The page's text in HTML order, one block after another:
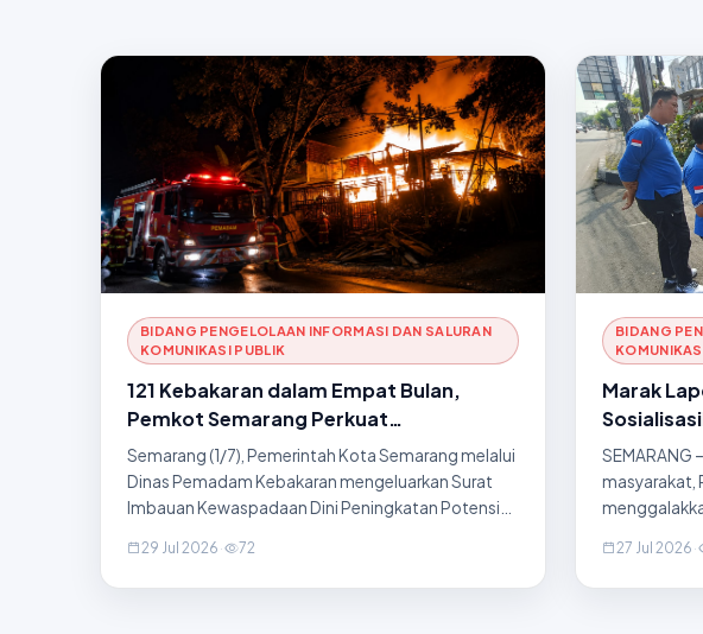
BIDANG PENGELOLAAN INFORMASI DAN SALURAN
KOMUNIKASI PUBLIK
121 Kebakaran dalam Empat Bulan,
Pemkot Semarang Perkuat
Kewaspadaan Hadapi Puncak Kemarau
Semarang (1/7), Pemerintah Kota Semarang melalui
Dinas Pemadam Kebakaran mengeluarkan Surat
Imbauan Kewaspadaan Dini Peningkatan Potensi
Tahun 2026. Imbauan tersebut disampaikan
menyusul tingginya kasus kebakaran yang terjadi
29 Jul 2026 · 72
BIDANG
Marak
SEMARANG
masyarakat,
anak
ruang publik.
27 Jul 2026 ·